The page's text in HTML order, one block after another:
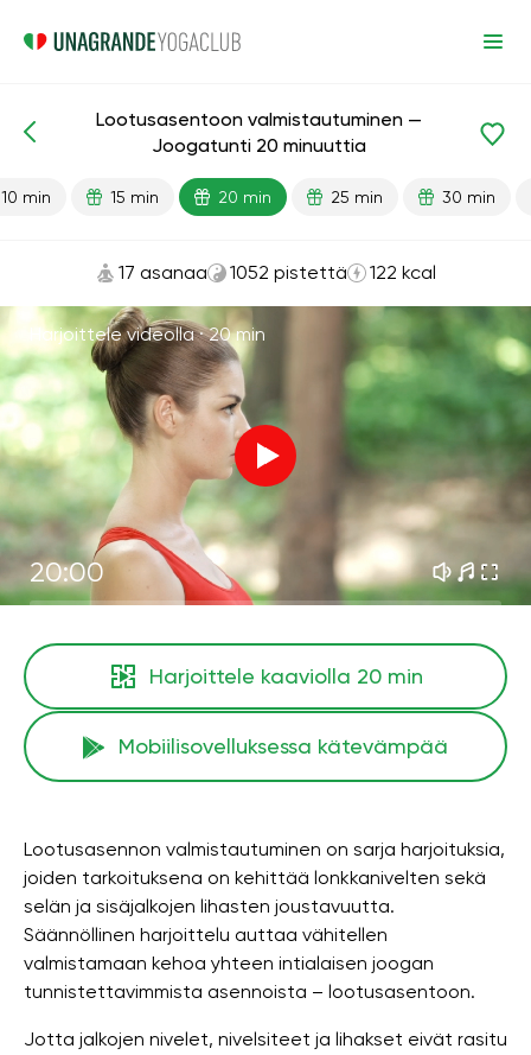
Valmiit oppitunnit Joustavuus
Lootusasentoon valmistautuminen —
Joogatunti 20 minuuttia
10 min 15 min 20 min 25 min 30 min
17 asanaa 1052 pistettä 122 kcal
Harjoittele videolla ·20 min
20:00
Harjoittele kaaviolla 20 min
Mobiilisovelluksessa kätevämpää
Lootusasennon valmistautuminen on sarja harjoituksia,
joiden tarkoituksena on kehittää lonkkanivelten sekä
selän ja sisäjalkojen lihasten joustavuutta.
Säännöllinen harjoittelu auttaa vähitellen
valmistamaan kehoa yhteen intialaisen joogan
tunnistettavimmista asennoista – lootusasentoon.
Jotta jalkojen nivelet, nivelsiteet ja lihakset eivät rasitu